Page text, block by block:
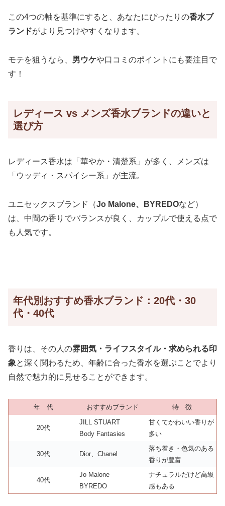
この4つの軸を基準にすると、あなたにぴったりの香水ブ
ランドがより見つけやすくなります。
モテを狙うなら、 男ウケや口コミのポイントにも要注目で
す！
レディース vs メンズ香水ブランドの違いと
選び方
レディース香水は「華やか・清楚系」が多く、メンズは
「ウッディ・スパイシー系」が主流。
ユニセックスブランド（Jo Malone、BYREDOなど）
は、中間の香りでバランスが良く、カップルで使える点で
も人気です。
年代別おすすめ香水ブランド：20代・30
代・40代
香りは、その人の雰囲気・ライフスタイル・求められる印
象と深く関わるため、年齢に合った香水を選ぶことでより
自然で魅力的に見せることができます。
年 代 おすすめブランド 特 徴
20代
JILL STUART
Body Fantasies
甘くてかわいい香りが
多い
30代 Dior、Chanel
落ち着き・色気のある
香りが豊富
40代
Jo Malone
BYREDO
ナチュラルだけど高級
感もある